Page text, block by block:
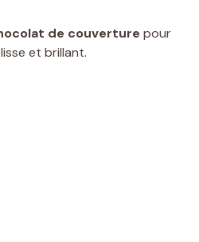
de couverture pour
et brillant.